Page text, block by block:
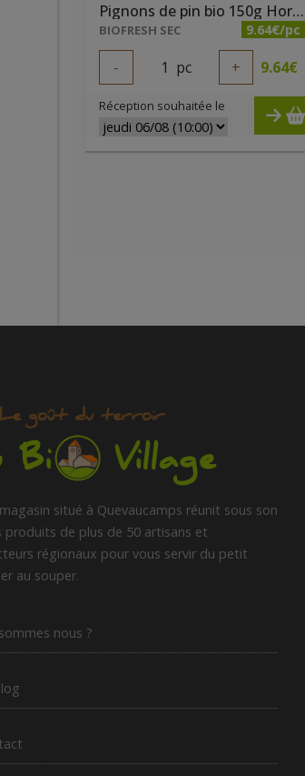
Pignons de pin bio 150g Horizon
BIOFRESH SEC 9.64€/pc
- 1 pc + 9.64€
Réception souhaitée le
situé à Quevaucamps réunit sous son
produits de plus de 50 artisans et
régionaux pour vous servir du petit
au souper.
nous ?